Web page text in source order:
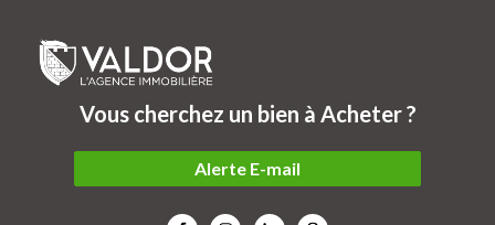
Vous cherchez un bien à Acheter ?
Alerte E-mail